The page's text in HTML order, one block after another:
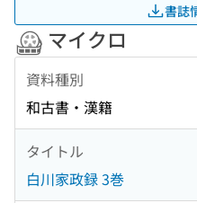
書誌
マイクロ
資料種別
和古書・漢籍
タイトル
白川家政録 3巻